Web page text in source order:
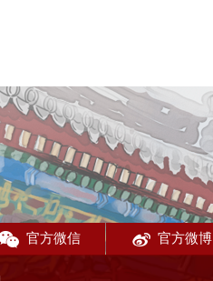
官方微信 官方微博